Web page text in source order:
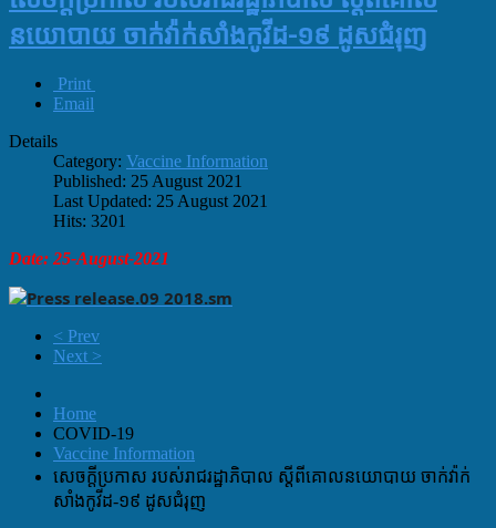
នយោបាយ ចាក់វ៉ាក់សាំងកូវីដ-១៩ ដូសជំរុញ
Print
Email
Details
Category: Vaccine Information
Published: 25 August 2021
Last Updated: 25 August 2021
Hits: 3201
Date: 25-August-2021
< Prev
Next >
Home
COVID-19
Vaccine Information
សេចក្តីប្រកាស របស់រាជរដ្ឋាភិបាល ស្តីពីគោលនយោបាយ ចាក់វ៉ាក់
សាំងកូវីដ-១៩ ដូសជំរុញ